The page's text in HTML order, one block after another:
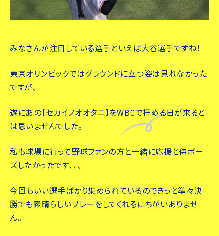
みなさんが注目している選手といえば大谷選手ですね！
東京オリンピックではグラウンドに立つ姿は見れなかった
ですが、
遂にあの【セカイノオオタニ】をWBCで拝める日が来ると
は思いませんでした。
私も球場に行って野球ファンの方と一緒に応援と侍ポー
ズしたかったです、、、
今回もいい選手ばかり集められているのできっと準々決
勝でも素晴らしいプレーをしてくれるにちがいありませ
ん。